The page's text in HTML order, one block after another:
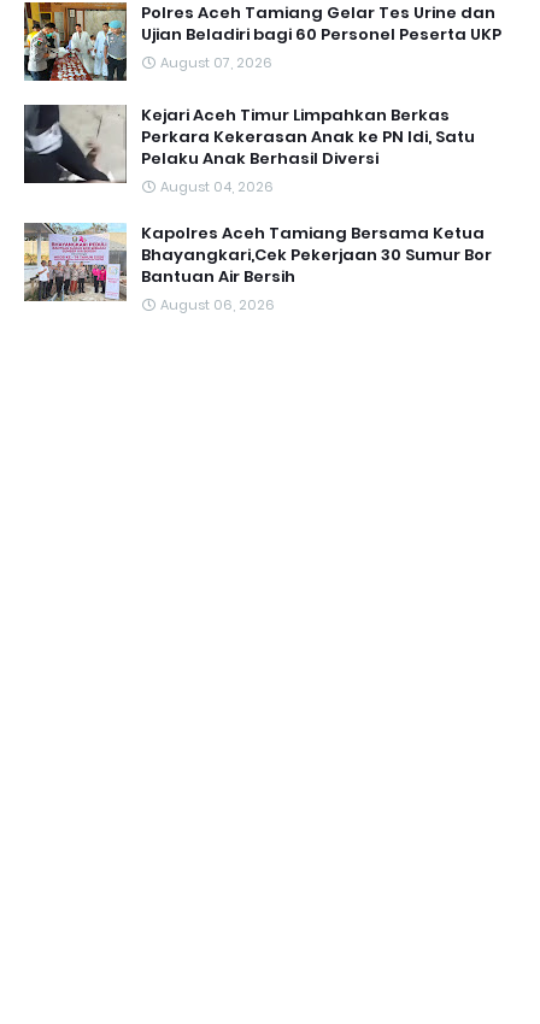
Polres Aceh Tamiang Gelar Tes Urine dan
Ujian Beladiri bagi 60 Personel Peserta UKP
August 07, 2026
Kejari Aceh Timur Limpahkan Berkas
Perkara Kekerasan Anak ke PN Idi, Satu
Pelaku Anak Berhasil Diversi
August 04, 2026
Kapolres Aceh Tamiang Bersama Ketua
Bhayangkari,Cek Pekerjaan 30 Sumur Bor
Bantuan Air Bersih
August 06, 2026